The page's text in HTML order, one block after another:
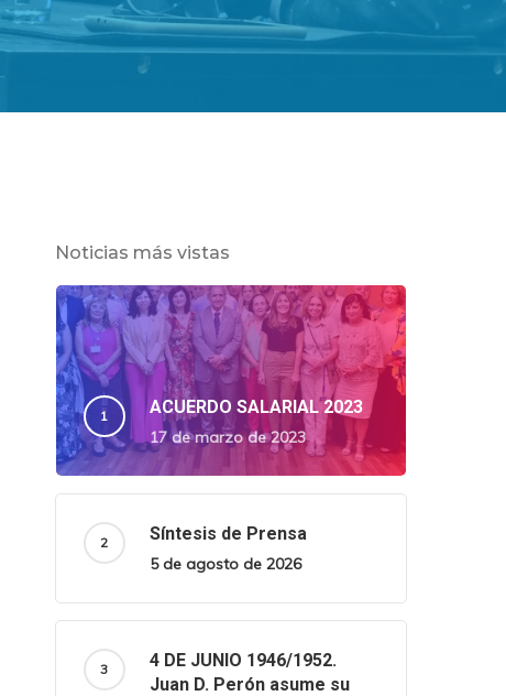
Noticias más vistas
ACUERDO SALARIAL 2023
17 de marzo de 2023
Síntesis de Prensa
5 de agosto de 2026
4 DE JUNIO 1946/1952.
Juan D. Perón asume su